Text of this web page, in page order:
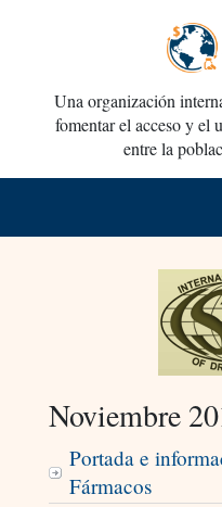
Una organización
fomentar el acceso y el
entre la
Noviembre
Portada e
Fármacos